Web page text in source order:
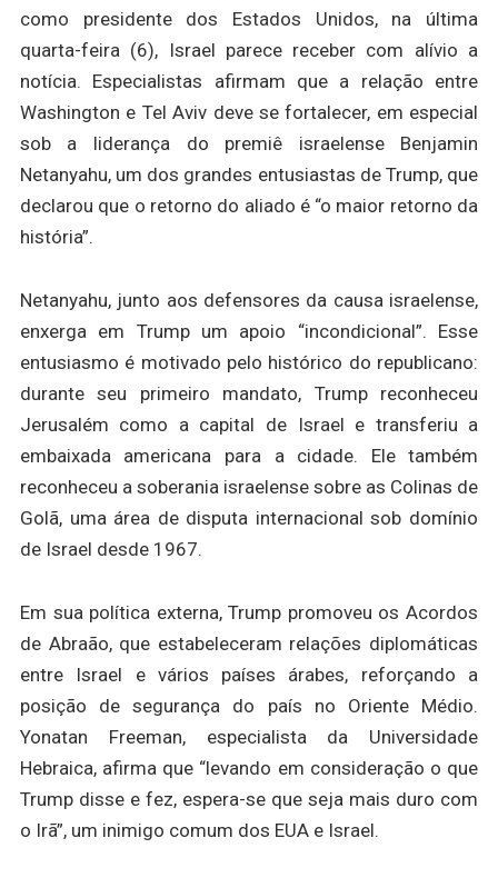
como presidente dos Estados Unidos, na última
quarta-feira (6), Israel parece receber com alívio a
notícia. Especialistas afirmam que a relação entre
Washington e Tel Aviv deve se fortalecer, em especial
sob a liderança do premiê israelense Benjamin
Netanyahu, um dos grandes entusiastas de Trump, que
declarou que o retorno do aliado é “o maior retorno da
história”.
Netanyahu, junto aos defensores da causa israelense,
enxerga em Trump um apoio “incondicional”. Esse
entusiasmo é motivado pelo histórico do republicano:
durante seu primeiro mandato, Trump reconheceu
Jerusalém como a capital de Israel e transferiu a
embaixada americana para a cidade. Ele também
reconheceu a soberania israelense sobre as Colinas de
Golã, uma área de disputa internacional sob domínio
de Israel desde 1967.
Em sua política externa, Trump promoveu os Acordos
de Abraão, que estabeleceram relações diplomáticas
entre Israel e vários países árabes, reforçando a
posição de segurança do país no Oriente Médio.
Yonatan Freeman, especialista da Universidade
Hebraica, afirma que “levando em consideração o que
Trump disse e fez, espera-se que seja mais duro com
o Irã”, um inimigo comum dos EUA e Israel.